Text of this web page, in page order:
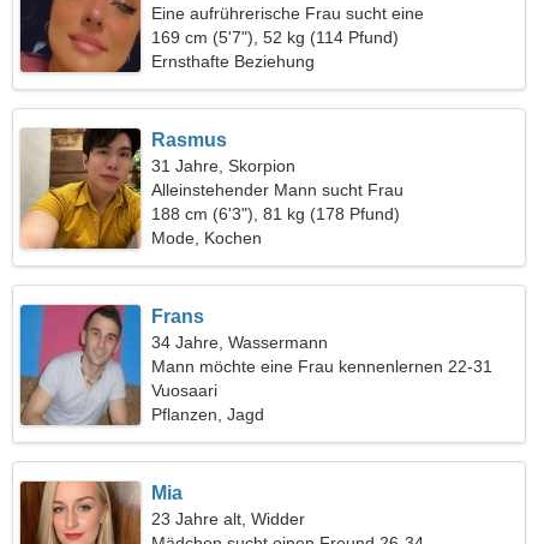
Eine aufrührerische Frau sucht eine
leidenschaftliche Beziehung
169 cm (5'7"), 52 kg (114 Pfund)
Ernsthafte Beziehung
Rasmus
31 Jahre, Skorpion
Alleinstehender Mann sucht Frau
188 cm (6'3"), 81 kg (178 Pfund)
Mode, Kochen
Frans
34 Jahre, Wassermann
Mann möchte eine Frau kennenlernen 22-31
Vuosaari
Pflanzen, Jagd
Mia
23 Jahre alt, Widder